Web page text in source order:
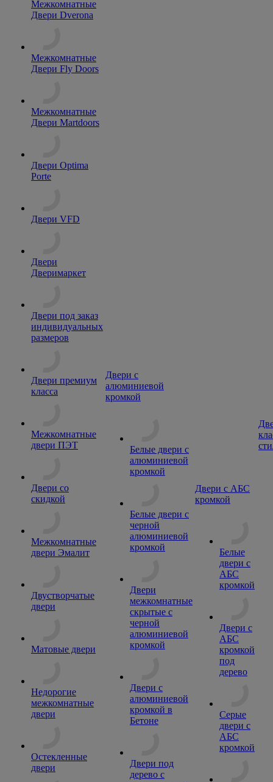
Межкомнатные
Двери Dverona
Межкомнатные
Двери Fly Doors
Межкомнатные
Двери Martdoors
Двери Optima
Porte
Двери VFD
Двери
Дверимаркет
Двери под заказ
индивидуальных
размеров
Двери премиум
класса
Межкомнатные
двери ПЭТ
Двери со
скидкой
Межкомнатные
двери Эмалит
Двустворчатые
двери
Матовые двери
Недорогие
межкомнатные
двери
Остекленные
двери
Двери с
алюминиевой
кромкой
Белые двери с
алюминиевой
кромкой
Белые двери с
черной
алюминиевой
кромкой
Двери
межкомнатные
скрытые с
черной
алюминиевой
кромкой
Двери с
алюминиевой
кромкой в
Бетоне
Двери под
дерево с
Двери с АБС
кромкой
Белые
двери с
АБС
кромкой
Двери с
АБС
кромкой
под
дерево
Серые
двери с
АБС
кромкой